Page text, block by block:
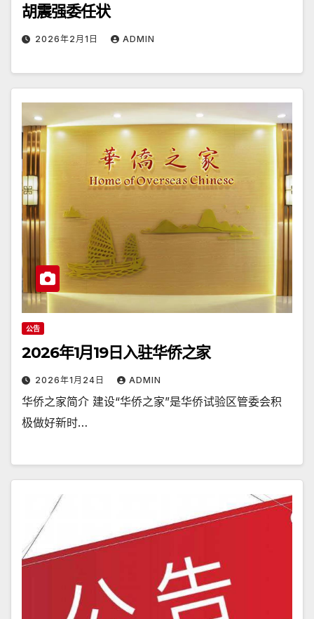
胡震强委任状
2026年2月1日 ADMIN
公告
2026年1月19日入驻华侨之家
2026年1月24日 ADMIN
华侨之家简介 建设“华侨之家”是华侨试验区管委会积
极做好新时…